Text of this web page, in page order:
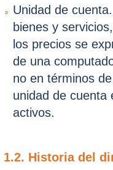
Unidad de
bienes y
los precios se
de una
no en términos
unidad de cuenta
activos.
1.2. Historia del